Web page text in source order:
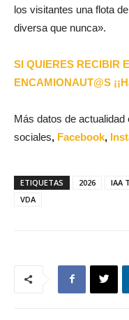
los visitantes una flota
diversa que nunca».
SI QUIERES RECIBIR
ENCAMIONAUT@S
Más datos de actualidad
sociales, Facebook,
ETIQUETAS 2026 IAA
VDA